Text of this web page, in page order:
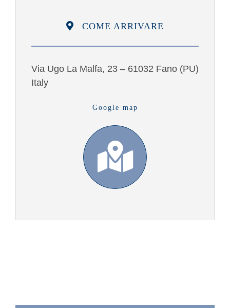
COME ARRIVARE
Via Ugo La Malfa, 23 – 61032 Fano (PU)
Italy
Google map